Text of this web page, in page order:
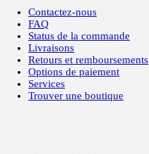
Contactez-nous
FAQ
Status de la commande
Livraisons
Retours et remboursements
Options de paiement
Services
Trouver une boutique